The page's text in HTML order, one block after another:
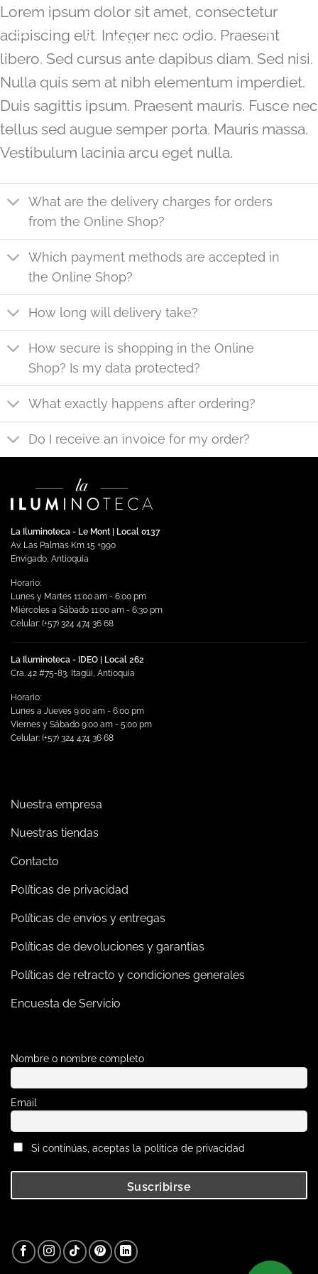
Saltar
contenido
Lorem ipsum dolor sit amet, consectetur
adipiscing elit. Integer nec odio. Praesent
libero. Sed cursus ante dapibus diam. Sed nisi.
Nulla quis sem at nibh elementum imperdiet.
Duis sagittis ipsum. Praesent mauris. Fusce nec
tellus sed augue semper porta. Mauris massa.
Vestibulum lacinia arcu eget nulla.
What are the delivery charges for orders
from the Online Shop?
Which payment methods are accepted in
the Online Shop?
How long will delivery take?
How secure is shopping in the Online
Shop? Is my data protected?
What exactly happens after ordering?
Do I receive an invoice for my order?
La Iluminoteca - Le Mont | Local 0137
Av. Las Palmas Km 15 +990
Envigado, Antioquia
Horario:
Lunes y Martes 11:00 am - 6:00 pm
Miércoles a Sábado 11:00 am - 6:30 pm
Celular: (+57) 324 474 36 68
La Iluminoteca - IDEO | Local 262
Cra. 42 #75-83, Itagüi, Antioquia
Horario:
Lunes a Jueves 9:00 am - 6:00 pm
Viernes y Sábado 9:00 am - 5:00 pm
Celular: (+57) 324 474 36 68
Nuestra empresa
Nuestras tiendas
Contacto
Políticas de privacidad
Políticas de envíos y entregas
Políticas de devoluciones y garantías
Políticas de retracto y condiciones generales
Encuesta de Servicio
Nombre o nombre completo
Email
Si continúas, aceptas la política de privacidad